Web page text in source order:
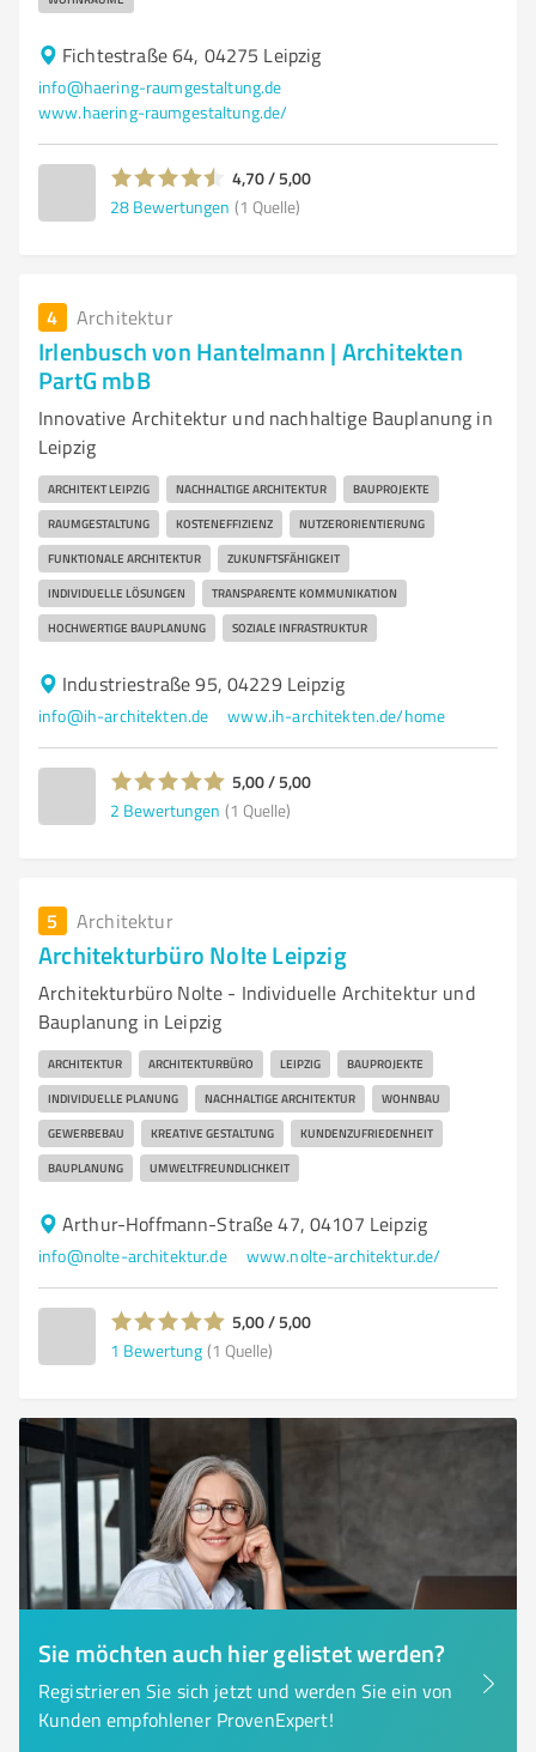
Fichtestraße 64, 04275 Leipzig
info@haering-raumgestaltung.de
www.haering-raumgestaltung.de/
4,70 / 5,00
28 Bewertungen (1 Quelle)
4 Architektur
Irlenbusch von Hantelmann | Architekten
PartG mbB
Innovative Architektur und nachhaltige Bauplanung in
Leipzig
ARCHITEKT LEIPZIG NACHHALTIGE ARCHITEKTUR BAUPROJEKTE
RAUMGESTALTUNG KOSTENEFFIZIENZ NUTZERORIENTIERUNG
FUNKTIONALE ARCHITEKTUR ZUKUNFTSFÄHIGKEIT
INDIVIDUELLE LÖSUNGEN TRANSPARENTE KOMMUNIKATION
HOCHWERTIGE BAUPLANUNG SOZIALE INFRASTRUKTUR
Industriestraße 95, 04229 Leipzig
info@ih-architekten.de www.ih-architekten.de/home
5,00 / 5,00
2 Bewertungen (1 Quelle)
5 Architektur
Architekturbüro Nolte Leipzig
Architekturbüro Nolte - Individuelle Architektur und
Bauplanung in Leipzig
ARCHITEKTUR ARCHITEKTURBÜRO LEIPZIG BAUPROJEKTE
INDIVIDUELLE PLANUNG NACHHALTIGE ARCHITEKTUR WOHNBAU
GEWERBEBAU KREATIVE GESTALTUNG KUNDENZUFRIEDENHEIT
BAUPLANUNG UMWELTFREUNDLICHKEIT
Arthur-Hoffmann-Straße 47, 04107 Leipzig
info@nolte-architektur.de www.nolte-architektur.de/
5,00 / 5,00
1 Bewertung (1 Quelle)
Sie möchten auch hier gelistet werden?
Registrieren Sie sich jetzt und werden Sie ein von
Kunden empfohlener ProvenExpert!